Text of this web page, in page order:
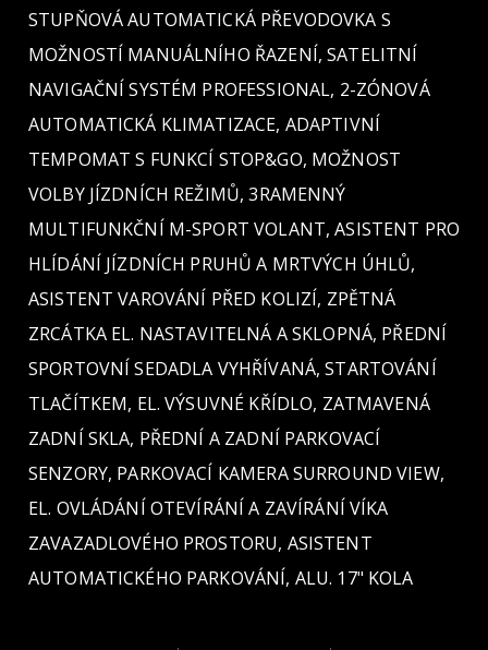
STUPŇOVÁ AUTOMATICKÁ PŘEVODOVKA S
MOŽNOSTÍ MANUÁLNÍHO ŘAZENÍ, SATELITNÍ
NAVIGAČNÍ SYSTÉM PROFESSIONAL, 2-ZÓNOVÁ
AUTOMATICKÁ KLIMATIZACE, ADAPTIVNÍ
TEMPOMAT S FUNKCÍ STOP&GO, MOŽNOST
VOLBY JÍZDNÍCH REŽIMŮ, 3RAMENNÝ
MULTIFUNKČNÍ M-SPORT VOLANT, ASISTENT PRO
HLÍDÁNÍ JÍZDNÍCH PRUHŮ A MRTVÝCH ÚHLŮ,
ASISTENT VAROVÁNÍ PŘED KOLIZÍ, ZPĚTNÁ
ZRCÁTKA EL. NASTAVITELNÁ A SKLOPNÁ, PŘEDNÍ
SPORTOVNÍ SEDADLA VYHŘÍVANÁ, STARTOVÁNÍ
TLAČÍTKEM, EL. VÝSUVNÉ KŘÍDLO, ZATMAVENÁ
ZADNÍ SKLA, PŘEDNÍ A ZADNÍ PARKOVACÍ
SENZORY, PARKOVACÍ KAMERA SURROUND VIEW,
EL. OVLÁDÁNÍ OTEVÍRÁNÍ A ZAVÍRÁNÍ VÍKA
ZAVAZADLOVÉHO PROSTORU, ASISTENT
AUTOMATICKÉHO PARKOVÁNÍ, ALU. 17" KOLA